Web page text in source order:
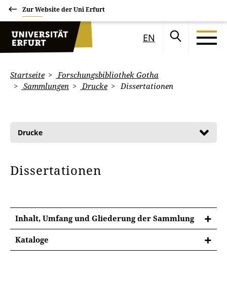
Zur Website der Uni Erfurt
EN
Startseite
Forschungsbibliothek Gotha
Sammlungen
Drucke Dissertationen
Drucke
Dissertationen
Inhalt, Umfang und Gliederung der Sammlung
Kataloge